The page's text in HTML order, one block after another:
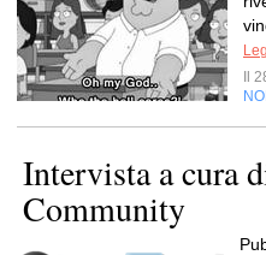
Il
Intervista a cura
Community